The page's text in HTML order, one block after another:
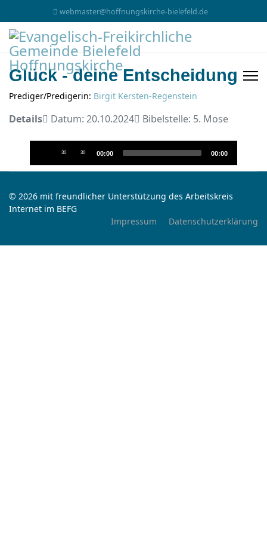
webmaster@hoffnungskirche-bielefeld.de
Glück - deine Entscheidung
Prediger/Predigerin: Birgit Kersten-Regenstein
Details Datum: 20.10.2024 Bibelstelle: 5. Mose
Player
30 30 00:00 00:00
© 2026 mit freundlicher Unterstützung des Arbeitskreis
Internet im BEFG
Impressum
Datenschutzerklärung